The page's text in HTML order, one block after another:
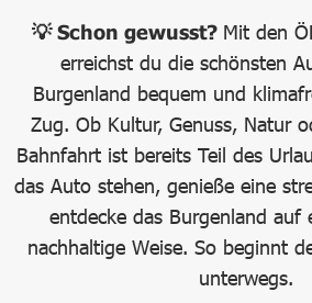
💡 Schon gewusst? Mit den
erreichst du die schönsten
Burgenland bequem und
Zug. Ob Kultur, Genuss, Natur
Bahnfahrt ist bereits Teil des
das Auto stehen, genieße eine
entdecke das Burgenland auf
nachhaltige Weise. So beginnt
unterwegs.